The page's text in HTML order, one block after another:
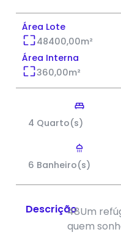
Área Lote
48400,00m²
Área Interna
360,00m²
4 Quarto(s)
6 Banheiro(s)
Descrição48Um
quem